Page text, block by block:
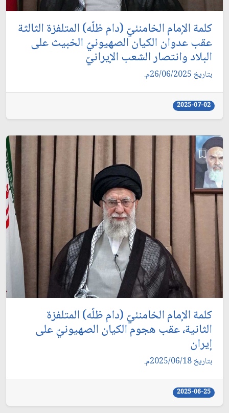
كلمة الإمام الخامنئيّ (دام ظلّه) المتلفزة الثالثة
عقب عدوان الكيان الصهيونيّ الخبيث على
البلاد وانتصار الشعب الإيرانيّ
بتاريخ 26/06/2025م.
2025-07-02
كلمة الإمام الخامنئيّ (دام ظلّه) المتلفزة
الثانية، عقب هجوم الكيان الصهيونيّ على
إيران
بتاريخ 2025/06/18م.
2025-06-25